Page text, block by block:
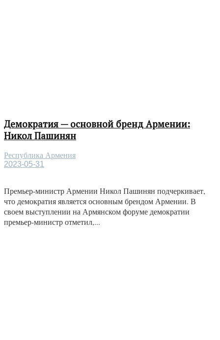
Демократия — основной бренд Армении:
Никол Пашинян
Республика Армения
2023-05-31
Премьер-министр Армении Никол Пашинян подчеркивает,
что демократия является основным брендом Армении. В
своем выступлении на Армянском форуме демократии
премьер-министр отметил,...